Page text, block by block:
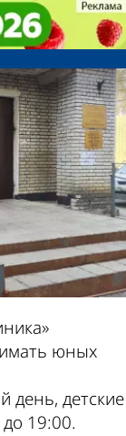
работы
2, 3 и 4
юных
день, детские
19:00.
работы
2, 3 и 4
по